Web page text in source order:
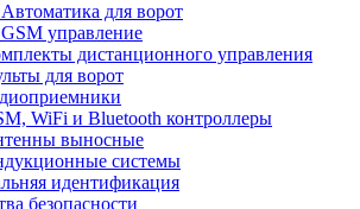
для ворот
управление
дистанционного управления
для ворот
WiFi и Bluetooth контроллеры
выносные
системы
идентификация
безопасности